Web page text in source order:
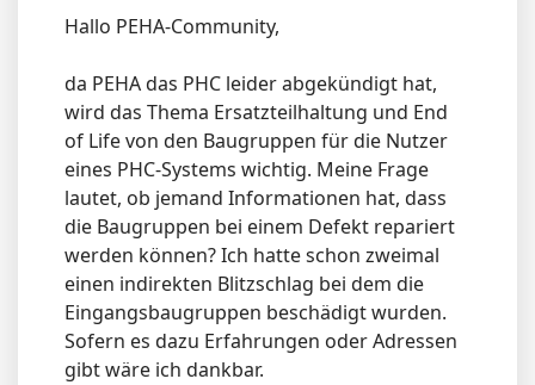
Hallo PEHA-Community,
da PEHA das PHC leider abgekündigt hat,
wird das Thema Ersatzteilhaltung und End
of Life von den Baugruppen für die Nutzer
eines PHC-Systems wichtig. Meine Frage
lautet, ob jemand Informationen hat, dass
die Baugruppen bei einem Defekt repariert
werden können? Ich hatte schon zweimal
einen indirekten Blitzschlag bei dem die
Eingangsbaugruppen beschädigt wurden.
Sofern es dazu Erfahrungen oder Adressen
gibt wäre ich dankbar.